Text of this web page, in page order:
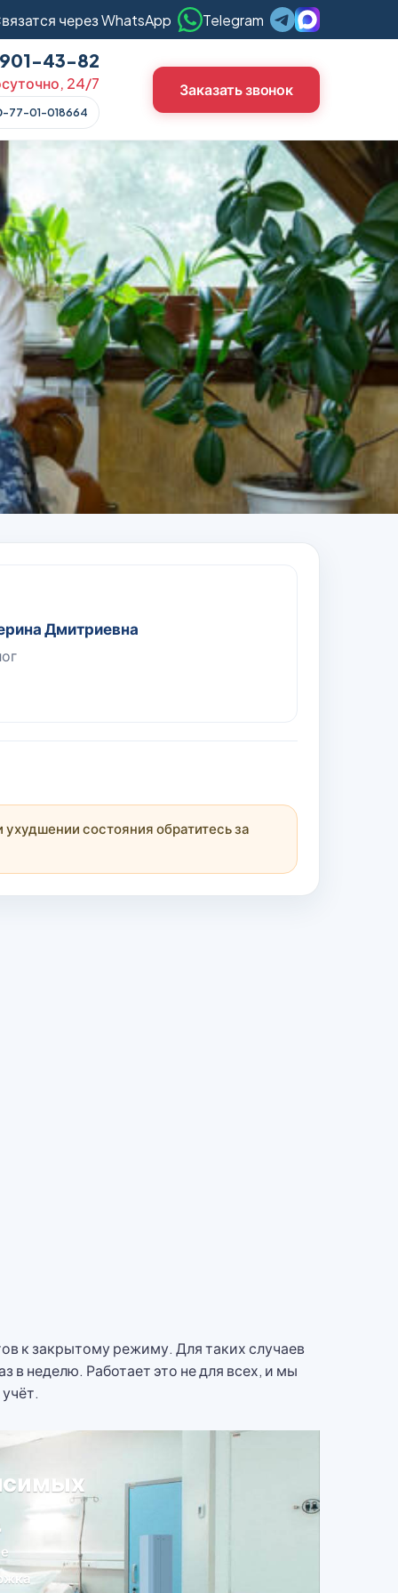
через WhatsApp Telegram
43-82
24/7
77-01-018664
Заказать звонок
Дмитриевна
состояния обратитесь за
к закрытому режиму. Для таких случаев
в неделю. Работает это не для всех, и мы